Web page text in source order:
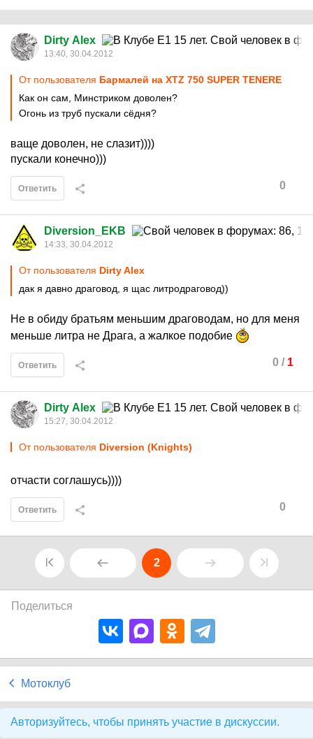
Dirty Alex
13:40, 30.04.2012
От пользователя Бармалей на XTZ 750 SUPER TENERE
Как он сам, Минстриком доволен?
Огонь из труб пускали сёдня?
ваще доволен, не слазит))))
пускали конечно)))
0
Ответить
Diversion_EKB
14:33, 30.04.2012
От пользователя Dirty Alex
дак я давно драговод, я щас литродраговод))
Не в обиду братьям меньшим драговодам, но для меня
меньше литра не Драга, а жалкое подобие
0 / 1
Ответить
Dirty Alex
15:27, 30.04.2012
От пользователя Diversion (Knights)
отчасти соглашусь))))
0
Ответить
2
Поделиться
Мотоклуб
Авторизуйтесь, чтобы принять участие в дискуссии.